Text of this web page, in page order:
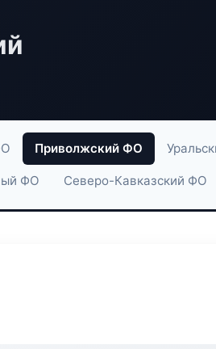
Приволжский ФО
ФО Северо-Кавказский ФО